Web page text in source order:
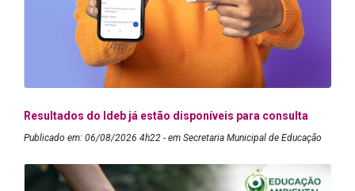
Resultados do Ideb já estão disponíveis para consulta
Publicado em: 06/08/2026 4h22 - em Secretaria Municipal de Educação